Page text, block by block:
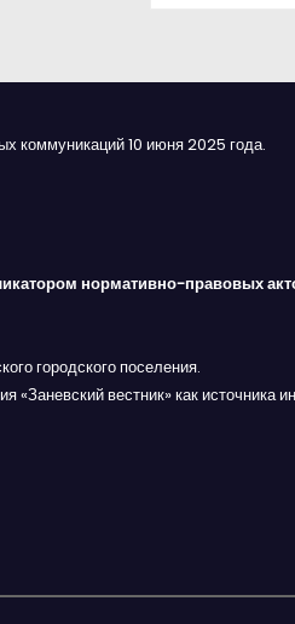
коммуникаций 10 июня 2025 года.
нормативно-правовых
городского поселения.
вестник» как источника